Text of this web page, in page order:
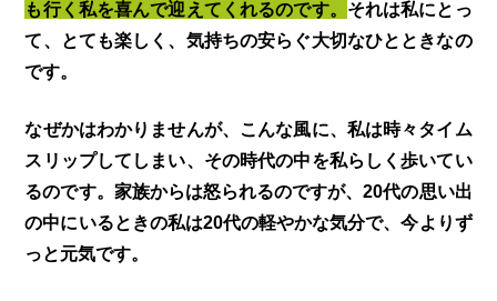
も行く私を喜んで迎えてくれるのです。 それは私にとっ
て、とても楽しく、気持ちの安らぐ大切なひとときなの
です。
なぜかはわかりませんが、こんな風に、私は時々タイム
スリップしてしまい、その時代の中を私らしく歩いてい
るのです。家族からは怒られるのですが、20代の思い出
の中にいるときの私は20代の軽やかな気分で、今よりず
っと元気です。